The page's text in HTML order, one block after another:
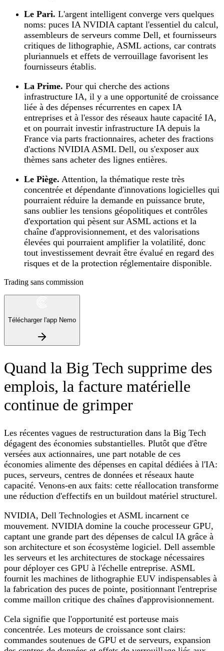
Le Pari. L'argent intelligent converge vers quelques
noms: puces IA NVIDIA captant l'essentiel du calcul,
assembleurs de serveurs comme Dell, et fournisseurs
critiques de lithographie, ASML actions, car contrats
pluriannuels et effets de verrouillage favorisent les
fournisseurs établis.
La Prime. Pour qui cherche des actions
infrastructure IA, il y a une opportunité de croissance
liée à des dépenses récurrentes en capex IA
entreprises et à l'essor des réseaux haute capacité IA,
et on pourrait investir infrastructure IA depuis la
France via parts fractionnaires, acheter des fractions
d'actions NVIDIA ASML Dell, ou s'exposer aux
thèmes sans acheter des lignes entières.
Le Piège. Attention, la thématique reste très
concentrée et dépendante d'innovations logicielles qui
pourraient réduire la demande en puissance brute,
sans oublier les tensions géopolitiques et contrôles
d'exportation qui pèsent sur ASML actions et la
chaîne d'approvisionnement, et des valorisations
élevées qui pourraient amplifier la volatilité, donc
tout investissement devrait être évalué en regard des
risques et de la protection réglementaire disponible.
Trading sans commission
Télécharger l'app Nemo
Quand la Big Tech supprime des
emplois, la facture matérielle
continue de grimper
Les récentes vagues de restructuration dans la Big Tech
dégagent des économies substantielles. Plutôt que d'être
versées aux actionnaires, une part notable de ces
économies alimente des dépenses en capital dédiées à l'IA:
puces, serveurs, centres de données et réseaux haute
capacité. Venons-en aux faits: cette réallocation transforme
une réduction d'effectifs en un buildout matériel structurel.
NVIDIA, Dell Technologies et ASML incarnent ce
mouvement. NVIDIA domine la couche processeur GPU,
captant une grande part des dépenses de calcul IA grâce à
son architecture et son écosystème logiciel. Dell assemble
les serveurs et les architectures de stockage nécessaires
pour déployer ces GPU à l'échelle entreprise. ASML
fournit les machines de lithographie EUV indispensables à
la fabrication des puces de pointe, positionnant l'entreprise
comme maillon critique des chaînes d'approvisionnement.
Cela signifie que l'opportunité est porteuse mais
concentrée. Les moteurs de croissance sont clairs:
commandes soutenues de GPU et de serveurs, expansion